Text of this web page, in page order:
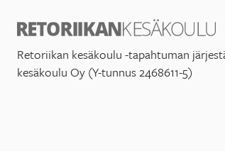
Retoriikan kesäkoulu -tapahtuman
kesäkoulu Oy (Y-tunnus 2468611-5)